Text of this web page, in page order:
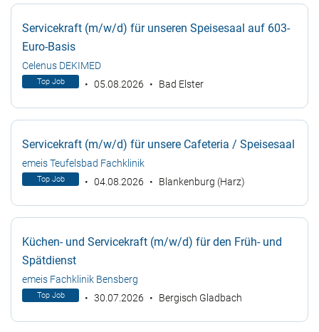
Servicekraft (m/w/d) für unseren Speisesaal auf 603-
Euro-Basis
Celenus DEKIMED
Top Job 05.08.2026 Bad Elster
Servicekraft (m/w/d) für unsere Cafeteria / Speisesaal
emeis Teufelsbad Fachklinik
Top Job 04.08.2026 Blankenburg (Harz)
Küchen- und Servicekraft (m/w/d) für den Früh- und
Spätdienst
emeis Fachklinik Bensberg
Top Job 30.07.2026 Bergisch Gladbach